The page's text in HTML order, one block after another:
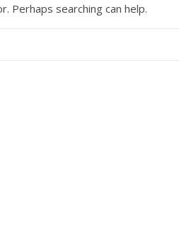
Perhaps searching can help.